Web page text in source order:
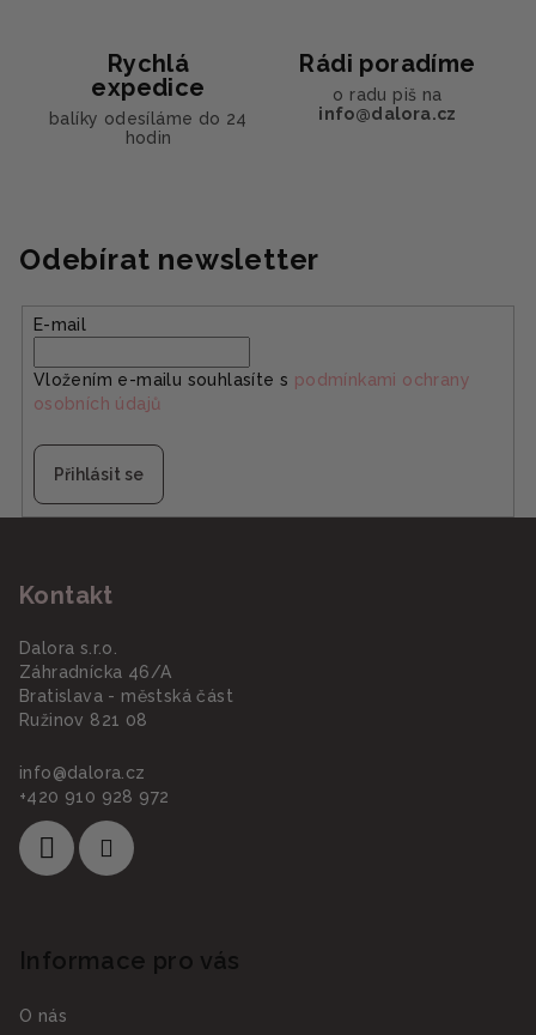
Rychlá
expedice
balíky odesíláme do 24
hodin
Rádi poradíme
o radu piš na
info@dalora.cz
Odebírat newsletter
E-mail
Vložením e-mailu souhlasíte s podmínkami ochrany
osobních údajů
Přihlásit se
Kontakt
Dalora s.r.o.
Záhradnícka 46/A
Bratislava - městská část
Ružinov 821 08
info@dalora.cz
+420 910 928 972
Informace pro vás
O nás